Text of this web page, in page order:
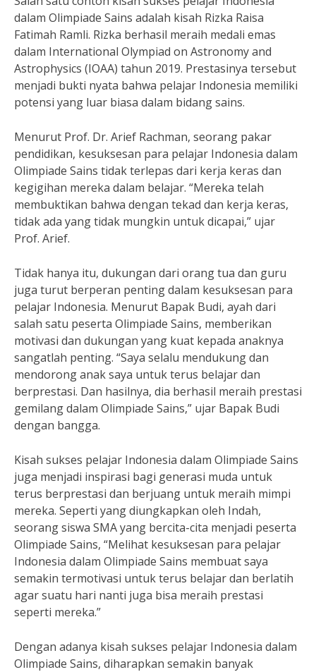
dalam Olimpiade Sains adalah kisah Rizka Raisa
Fatimah Ramli. Rizka berhasil meraih medali emas
dalam International Olympiad on Astronomy and
Astrophysics (IOAA) tahun 2019. Prestasinya tersebut
menjadi bukti nyata bahwa pelajar Indonesia memiliki
potensi yang luar biasa dalam bidang sains.
Menurut Prof. Dr. Arief Rachman, seorang pakar
pendidikan, kesuksesan para pelajar Indonesia dalam
Olimpiade Sains tidak terlepas dari kerja keras dan
kegigihan mereka dalam belajar. “Mereka telah
membuktikan bahwa dengan tekad dan kerja keras,
tidak ada yang tidak mungkin untuk dicapai,” ujar
Prof. Arief.
Tidak hanya itu, dukungan dari orang tua dan guru
juga turut berperan penting dalam kesuksesan para
pelajar Indonesia. Menurut Bapak Budi, ayah dari
salah satu peserta Olimpiade Sains, memberikan
motivasi dan dukungan yang kuat kepada anaknya
sangatlah penting. “Saya selalu mendukung dan
mendorong anak saya untuk terus belajar dan
berprestasi. Dan hasilnya, dia berhasil meraih prestasi
gemilang dalam Olimpiade Sains,” ujar Bapak Budi
dengan bangga.
Kisah sukses pelajar Indonesia dalam Olimpiade Sains
juga menjadi inspirasi bagi generasi muda untuk
terus berprestasi dan berjuang untuk meraih mimpi
mereka. Seperti yang diungkapkan oleh Indah,
seorang siswa SMA yang bercita-cita menjadi peserta
Olimpiade Sains, “Melihat kesuksesan para pelajar
Indonesia dalam Olimpiade Sains membuat saya
semakin termotivasi untuk terus belajar dan berlatih
agar suatu hari nanti juga bisa meraih prestasi
seperti mereka.”
Dengan adanya kisah sukses pelajar Indonesia dalam
Olimpiade Sains, diharapkan semakin banyak